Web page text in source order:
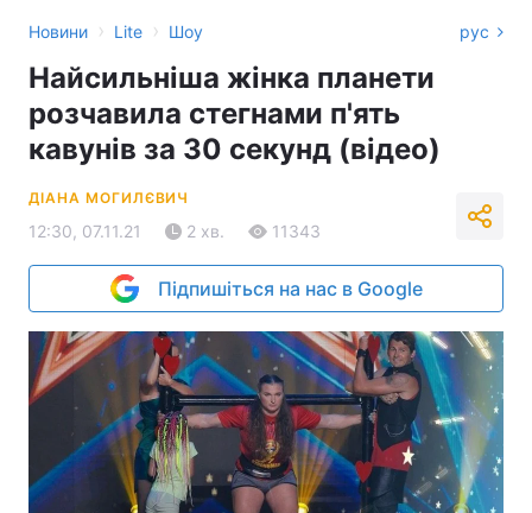
Новини › Lite › Шоу рус
Найсильніша жінка планети
розчавила стегнами п'ять
кавунів за 30 секунд (відео)
ДІАНА МОГИЛЄВИЧ
12:30, 07.11.21 2 хв. 11343
Підпишіться на нас в Google